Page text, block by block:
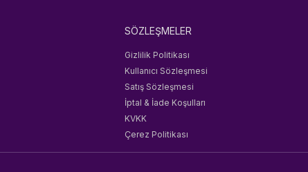
SÖZLEŞMELER
Gizlilik Politikası
Kullanıcı Sözleşmesi
Satış Sözleşmesi
İptal & İade Koşulları
KVKK
Çerez Politikası